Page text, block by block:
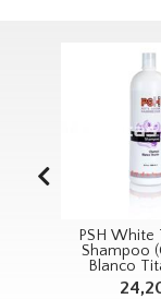
PSH White
Shampoo
Blanco